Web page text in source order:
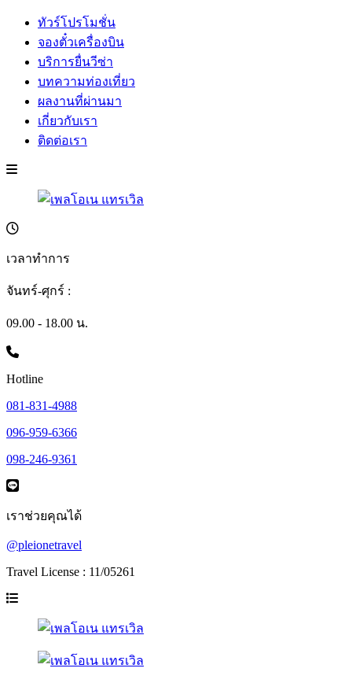
ทัวร์โปรโมชั่น
จองตั๋วเครื่องบิน
บริการยื่นวีซ่า
บทความท่องเที่ยว
ผลงานที่ผ่านมา
เกี่ยวกับเรา
ติดต่อเรา
เวลาทำการ
จันทร์-ศุกร์ :
09.00 - 18.00 น.
Hotline
081-831-4988
096-959-6366
098-246-9361
เราช่วยคุณได้
@pleionetravel
Travel License : 11/05261